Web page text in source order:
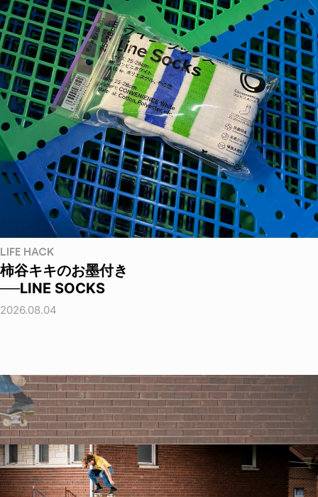
LIFE HACK
柿谷キキのお墨付き
──LINE SOCKS
2026.08.04